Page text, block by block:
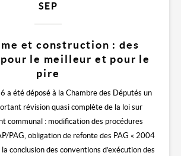
SEP
et construction : des
le meilleur et pour le
pire
a été déposé à la Chambre des Députés un
révision quasi complète de la loi sur
communal : modification des procédures
PAG, obligation de refonte des PAG « 2004
conclusion des conventions d’exécution des